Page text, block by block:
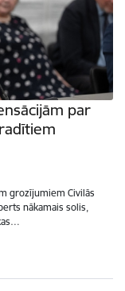
par
grozījumiem Civilās
nākamais solis,